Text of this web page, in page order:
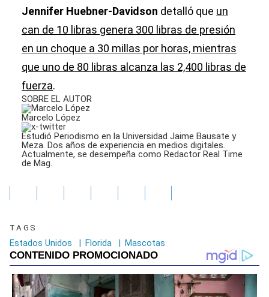
Jennifer Huebner-Davidson detalló que un
can de 10 libras genera 300 libras de presión
en un choque a 30 millas por horas, mientras
que uno de 80 libras alcanza las 2,400 libras de
fuerza.
SOBRE EL AUTOR
Marcelo López
Estudió Periodismo en la Universidad Jaime Bausate y
Meza. Dos años de experiencia en medios digitales.
Actualmente, se desempeña como Redactor Real Time
de Mag.
TAGS
Estados Unidos | Florida | Mascotas